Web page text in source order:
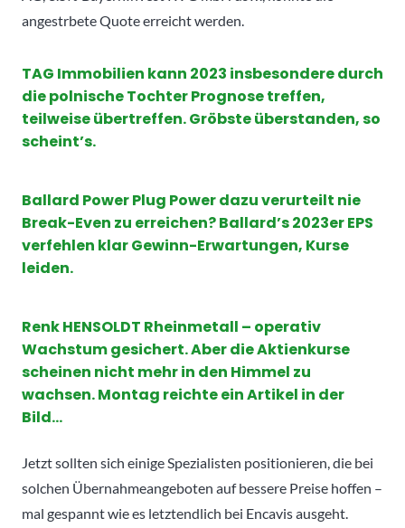
angestrbete Quote erreicht werden.
TAG Immobilien kann 2023 insbesondere durch
die polnische Tochter Prognose treffen,
teilweise übertreffen. Gröbste überstanden, so
scheint’s.
Ballard Power Plug Power dazu verurteilt nie
Break-Even zu erreichen? Ballard’s 2023er EPS
verfehlen klar Gewinn-Erwartungen, Kurse
leiden.
Renk HENSOLDT Rheinmetall – operativ
Wachstum gesichert. Aber die Aktienkurse
scheinen nicht mehr in den Himmel zu
wachsen. Montag reichte ein Artikel in der
Bild…
Jetzt sollten sich einige Spezialisten positionieren, die bei
solchen Übernahmeangeboten auf bessere Preise hoffen –
mal gespannt wie es letztendlich bei Encavis ausgeht.